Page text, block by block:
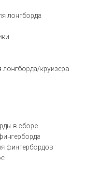
лонгборда
лонгборда/круизера
в сборе
фингербордов